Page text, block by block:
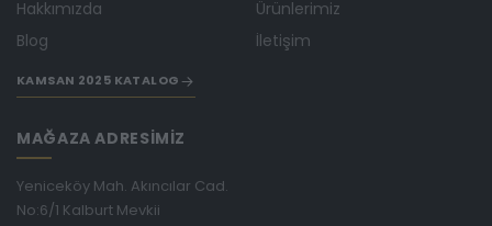
Hakkımızda Ürünlerimiz
Blog İletişim
KAMSAN 2025 KATALOG
MAĞAZA ADRESİMİZ
Yeniceköy Mah. Akıncılar Cad.
No:6/1 Kalburt Mevkii